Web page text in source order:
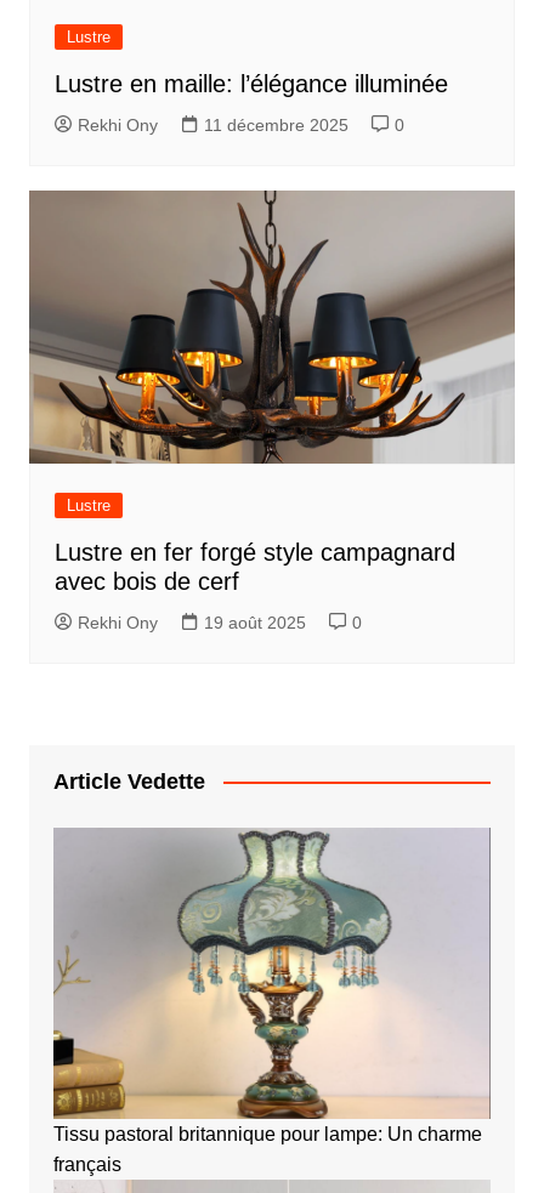
Lustre
Lustre en maille: l’élégance illuminée
Rekhi Ony 11 décembre 2025 0
Lustre
Lustre en fer forgé style campagnard
avec bois de cerf
Rekhi Ony 19 août 2025 0
Article Vedette
Tissu pastoral britannique pour lampe: Un charme
français